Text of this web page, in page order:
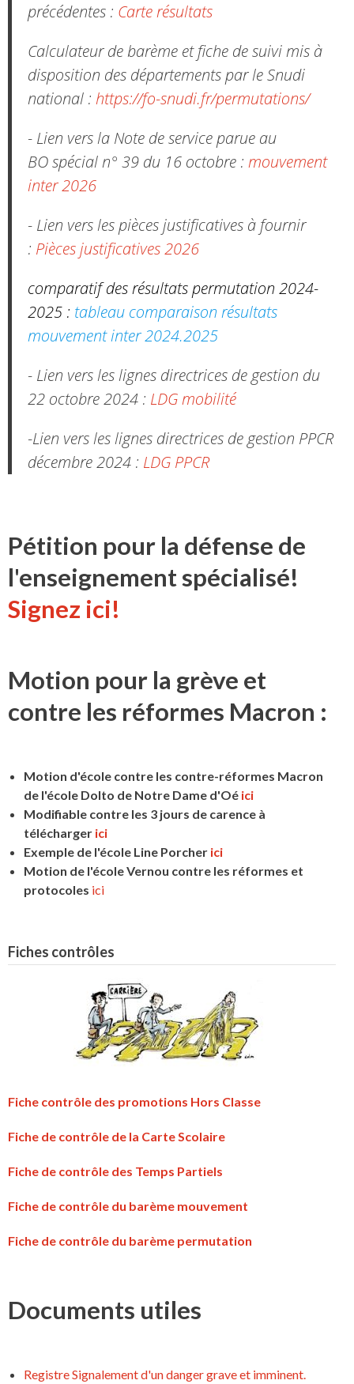
précédentes : Carte résultats
Calculateur de barème et fiche de suivi mis à
disposition des départements par le Snudi
national : https://fo-snudi.fr/permutations/
- Lien vers la Note de service parue au
BO spécial n° 39 du 16 octobre : mouvement
inter 2026
- Lien vers les pièces justificatives à fournir
: Pièces justificatives 2026
comparatif des résultats permutation 2024-
2025 : tableau comparaison résultats
mouvement inter 2024.2025
- Lien vers les lignes directrices de gestion du
22 octobre 2024 : LDG mobilité
-Lien vers les lignes directrices de gestion PPCR
décembre 2024 : LDG PPCR
Pétition pour la défense de
l'enseignement spécialisé!
Signez ici!
Motion pour la grève et
contre les réformes Macron :
Motion d'école contre les contre-réformes Macron
de l'école Dolto de Notre Dame d'Oé ici
Modifiable contre les 3 jours de carence à
télécharger ici
Exemple de l'école Line Porcher ici
Motion de l'école Vernou contre les réformes et
protocoles ici
Fiches contrôles
Fiche contrôle des promotions Hors Classe
Fiche de contrôle de la Carte Scolaire
Fiche de contrôle des Temps Partiels
Fiche de contrôle du barème mouvement
Fiche de contrôle du barème permutation
Documents utiles
Registre Signalement d'un danger grave et imminent.